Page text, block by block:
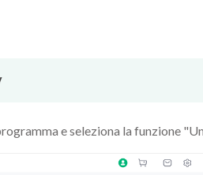
e seleziona la funzione